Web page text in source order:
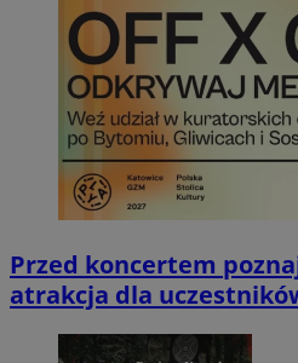
Przed koncertem
atrakcja dla